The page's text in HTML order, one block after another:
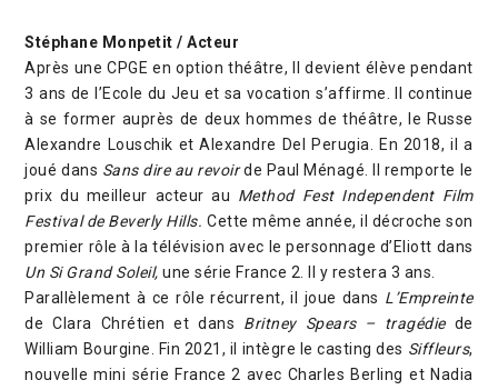
Stéphane Monpetit / Acteur
Après une CPGE en option théâtre, Il devient élève pendant
3 ans de l’Ecole du Jeu et sa vocation s’affirme. Il continue
à se former auprès de deux hommes de théâtre, le Russe
Alexandre Louschik et Alexandre Del Perugia. En 2018, il a
joué dans Sans dire au revoirde Paul Ménagé. Il remporte le
prix du meilleur acteur au Method Fest Independent Film
Festival de Beverly Hills. Cette même année, il décroche son
premier rôle à la télévision avec le personnage d’Eliott dans
Un Si Grand Soleil,une série France 2. Il y restera 3 ans.
Parallèlement à ce rôle récurrent, il joue dans L’Empreinte
de Clara Chrétien et dans Britney Spears – tragédie de
William Bourgine. Fin 2021, il intègre le casting des Siffleurs,
nouvelle mini série France 2 avec Charles Berling et Nadia